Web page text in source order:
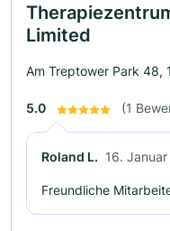
Limited
Am Treptower Park 48,
5.0 (1
Roland L. 16.
Freundliche